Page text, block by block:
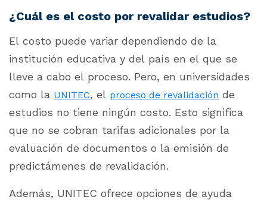
¿Cuál es el costo por revalidar estudios?
El costo puede variar dependiendo de la
institución educativa y del país en el que se
lleve a cabo el proceso. Pero, en universidades
como la UNITEC, el proceso de revalidación de
estudios no tiene ningún costo. Esto significa
que no se cobran tarifas adicionales por la
evaluación de documentos o la emisión de
predictámenes de revalidación.
Además, UNITEC ofrece opciones de ayuda